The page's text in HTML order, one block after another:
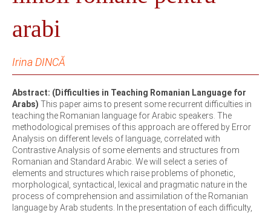
arabi
Irina DINCĂ
Abstract: (Difficulties in Teaching Romanian Language for
Arabs) This paper aims to present some recurrent difficulties in
teaching the Romanian language for Arabic speakers. The
methodological premises of this approach are offered by Error
Analysis on different levels of language, correlated with
Contrastive Analysis of some elements and structures from
Romanian and Standard Arabic. We will select a series of
elements and structures which raise problems of phonetic,
morphological, syntactical, lexical and pragmatic nature in the
process of comprehension and assimilation of the Romanian
language by Arab students. In the presentation of each difficulty,